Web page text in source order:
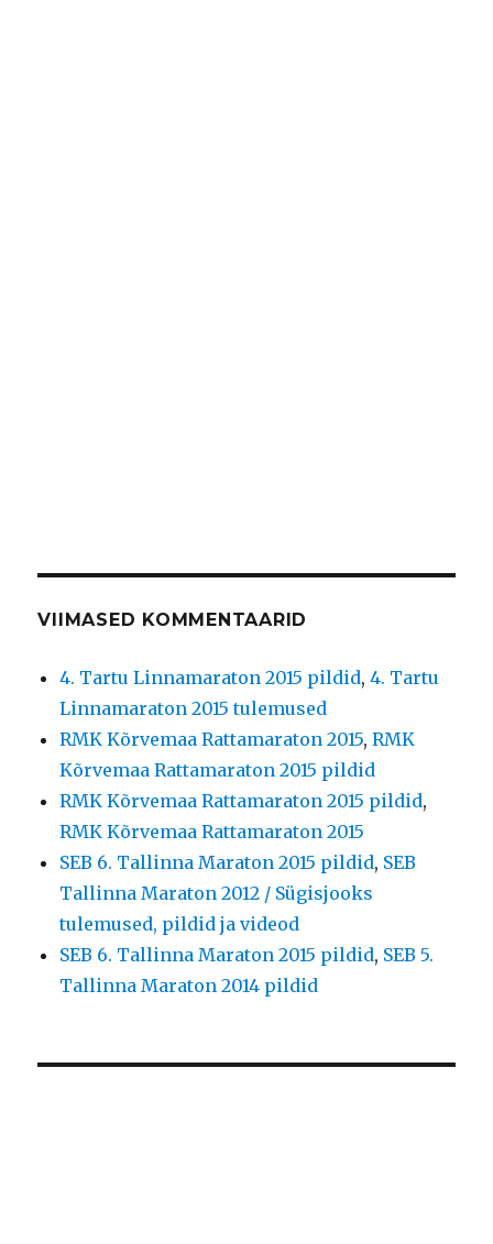
VIIMASED KOMMENTAARID
4. Tartu Linnamaraton 2015 pildid,4. Tartu
Linnamaraton 2015 tulemused
RMK Kõrvemaa Rattamaraton 2015,RMK
Kõrvemaa Rattamaraton 2015 pildid
RMK Kõrvemaa Rattamaraton 2015 pildid,
RMK Kõrvemaa Rattamaraton 2015
SEB 6. Tallinna Maraton 2015 pildid, SEB
Tallinna Maraton 2012 / Sügisjooks
tulemused, pildid ja videod
SEB 6. Tallinna Maraton 2015 pildid, SEB 5.
Tallinna Maraton 2014 pildid